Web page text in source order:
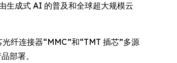
生成式 AI 的普及和全球超大规模云
纤连接器“MMC”和“TMT 插芯”多源
部署。